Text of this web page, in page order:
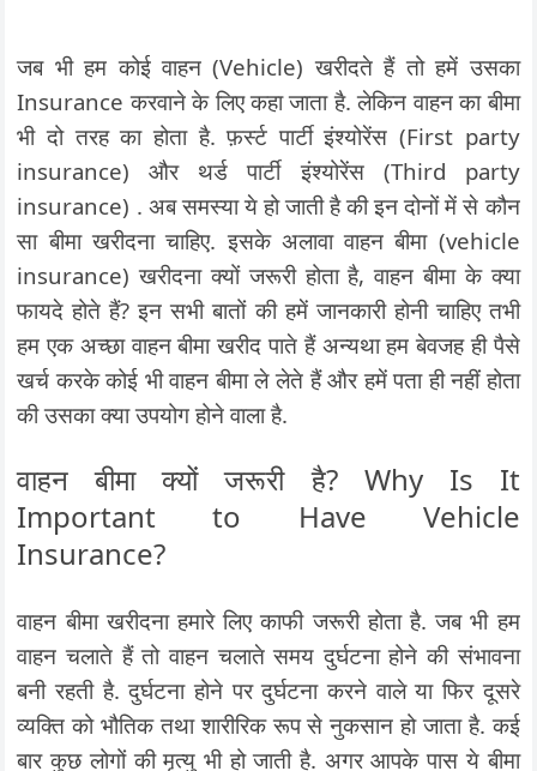
जब भी हम कोई वाहन (Vehicle) खरीदते हैं तो हमें उसका
Insurance करवाने के लिए कहा जाता है. लेकिन वाहन का बीमा
भी दो तरह का होता है. फ़र्स्ट पार्टी इंश्योरेंस (First party
insurance) और थर्ड पार्टी इंश्योरेंस (Third party
insurance) . अब समस्या ये हो जाती है की इन दोनों में से कौन
सा बीमा खरीदना चाहिए. इसके अलावा वाहन बीमा (vehicle
insurance) खरीदना क्यों जरूरी होता है, वाहन बीमा के क्या
फायदे होते हैं? इन सभी बातों की हमें जानकारी होनी चाहिए तभी
हम एक अच्छा वाहन बीमा खरीद पाते हैं अन्यथा हम बेवजह ही पैसे
खर्च करके कोई भी वाहन बीमा ले लेते हैं और हमें पता ही नहीं होता
की उसका क्या उपयोग होने वाला है.
वाहन बीमा क्यों जरूरी है? Why Is It
Important to Have Vehicle
Insurance?
वाहन बीमा खरीदना हमारे लिए काफी जरूरी होता है. जब भी हम
वाहन चलाते हैं तो वाहन चलाते समय दुर्घटना होने की संभावना
बनी रहती है. दुर्घटना होने पर दुर्घटना करने वाले या फिर दूसरे
व्यक्ति को भौतिक तथा शारीरिक रूप से नुकसान हो जाता है. कई
बार कुछ लोगों की मृत्यु भी हो जाती है. अगर आपके पास ये बीमा